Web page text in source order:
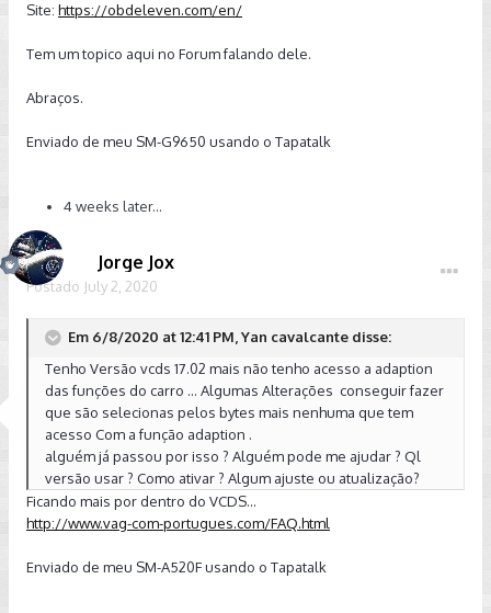
Site: https://obdeleven.com/en/
Tem um topico aqui no Forum falando dele.
Abraços.
Enviado de meu SM-G9650 usando o Tapatalk
4 weeks later...
Jorge Jox
Postado July 2, 2020
Em 6/8/2020 at 12:41 PM, Yan cavalcante disse:
Tenho Versão vcds 17.02 mais não tenho acesso a adaption
das funções do carro ... Algumas Alterações conseguir fazer
que são selecionas pelos bytes mais nenhuma que tem
acesso Com a função adaption .
alguém já passou por isso ? Alguém pode me ajudar ? Ql
versão usar ? Como ativar ? Algum ajuste ou atualização?
Ficando mais por dentro do VCDS...
http://www.vag-com-portugues.com/FAQ.html
Enviado de meu SM-A520F usando o Tapatalk